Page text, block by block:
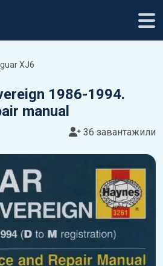
XJ6
1986-1994.
manual
36 завантажили